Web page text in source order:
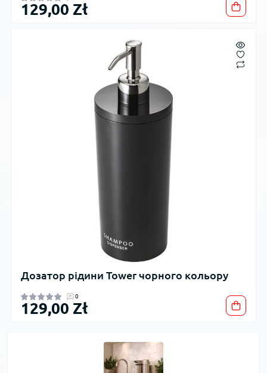
129,00 Zł
Дозатор рідини Tower чорного кольору
0
129,00 Zł